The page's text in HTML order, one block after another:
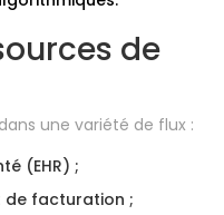
de
une variété de flux :
(EHR) ;
de facturation ;